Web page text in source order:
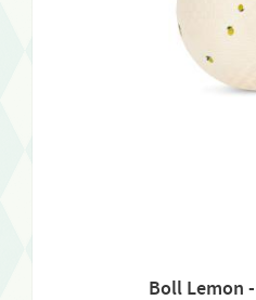
Boll Lemon